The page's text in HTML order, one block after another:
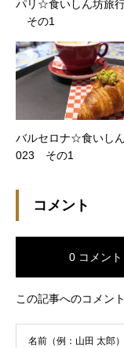
パリ☆食いしん坊旅
その1
バルセロナ☆食いし
023 その1
コメント
0 コメント
この記事へのコメン
名前（例：山田 太郎）